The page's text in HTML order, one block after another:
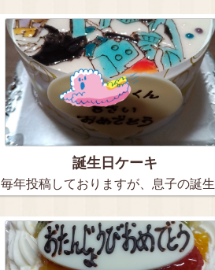
誕生日ケーキ
毎年投稿しておりますが、息子の誕生